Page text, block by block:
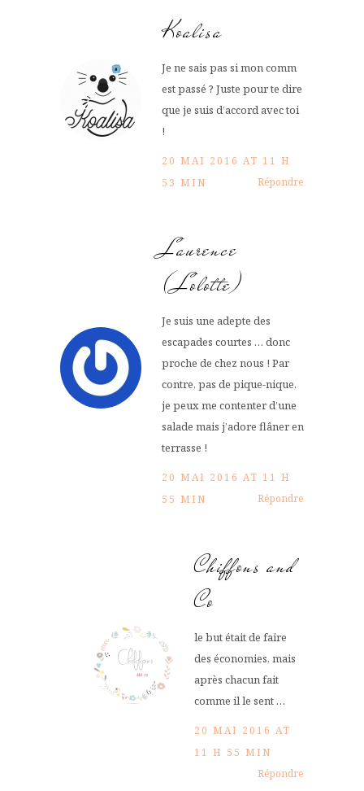
Koalisa
Je ne sais pas si mon comm
est passé ? Juste pour te dire
que je suis d’accord avec toi
!
20 MAI 2016 AT 11 H
53 MIN
Répondre
Laurence
(Lolotte)
Je suis une adepte des
escapades courtes … donc
proche de chez nous ! Par
contre, pas de pique-nique,
je peux me contenter d’une
salade mais j’adore flâner en
terrasse !
20 MAI 2016 AT 11 H
55 MIN
Répondre
Chiffons and
Co
le but était de faire
des économies, mais
après chacun fait
comme il le sent …
20 MAI 2016 AT
11 H 55 MIN
Répondre